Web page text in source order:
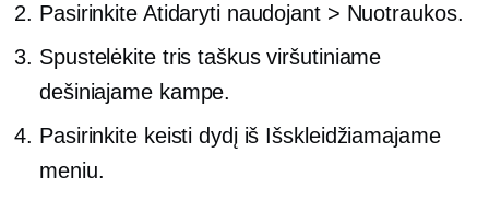
Pasirinkite Atidaryti naudojant > Nuotraukos.
Spustelėkite tris taškus viršutiniame
dešiniajame kampe.
Pasirinkite keisti dydį iš Išskleidžiamajame
meniu.